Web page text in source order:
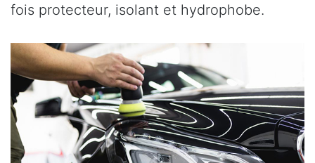
fois protecteur, isolant et hydrophobe.